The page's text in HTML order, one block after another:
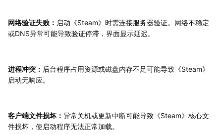
网络验证失败： 启动《Steam》时需连接服务器验证。网络不稳定
或DNS异常可能导致验证停滞，界面显示延迟。
进程冲突： 后台程序占用资源或磁盘内存不足可能导致《Steam》
启动无响应。
客户端文件损坏： 异常关机或更新中断可能导致《Steam》核心文
件损坏，使启动程序无法正常加载。